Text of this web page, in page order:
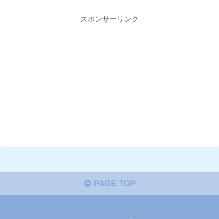
スポンサーリンク
PAGE TOP